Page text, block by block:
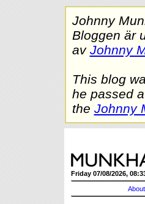
Johnny
Bloggen är
av Johnny
This blog
he passed
the Johnny
Friday 07/08/2026,